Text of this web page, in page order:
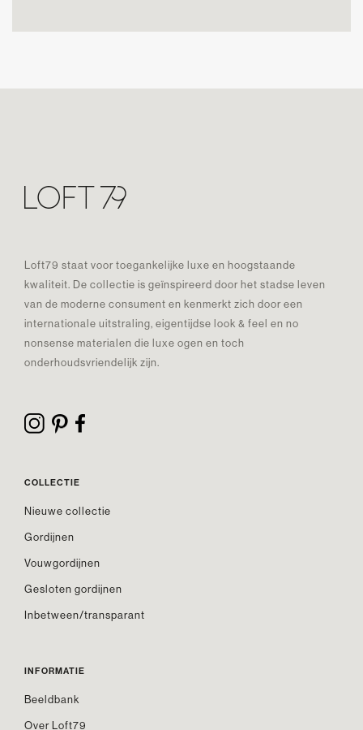
Loft79 staat voor toegankelijke luxe en hoogstaande
kwaliteit. De collectie is geïnspireerd door het stadse leven
van de moderne consument en kenmerkt zich door een
internationale uitstraling, eigentijdse look & feel en no
nonsense materialen die luxe ogen en toch
onderhoudsvriendelijk zijn.
COLLECTIE
Nieuwe collectie
Gordijnen
Vouwgordijnen
Gesloten gordijnen
Inbetween/transparant
INFORMATIE
Beeldbank
Over Loft79